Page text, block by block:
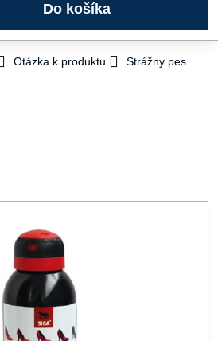
Do košíka
Otázka k produktu
Strážny pes